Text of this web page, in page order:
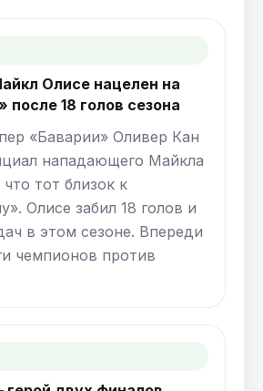
Олисе нацелен на
после 18 голов сезона
«Баварии» Оливер Кан
нападающего Майкла
тот близок к
Олисе забил 18 голов и
в этом сезоне. Впереди
чемпионов против